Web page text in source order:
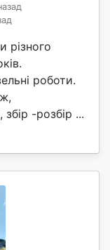
різного
роботи.
-розбір ...